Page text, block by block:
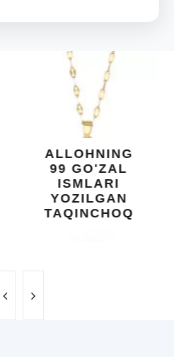
DIYORIDA
O'SUVCHI
KUNDUR
DARAXTINING
SHIFOBAXSH
YELIMI: AQL,
XOTIRA VA
UMUMIY
SALOMATLIK
UCHUN
BEBAHO
NE'MAT